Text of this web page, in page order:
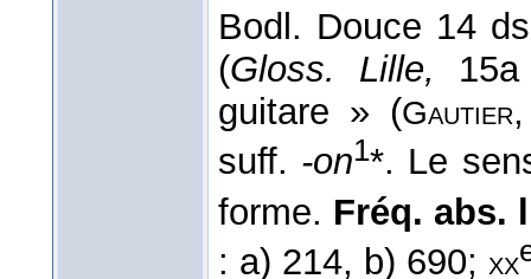
Bodl. Douce 14
(Gloss. Lille,
guitare » (Gautier
suff. -on1*. Le
forme. Fréq. abs.
: a) 214, b) 690; xx